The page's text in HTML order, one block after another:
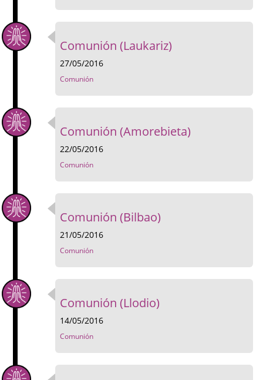
Comunión (Laukariz)
27/05/2016
Comunión
Comunión (Amorebieta)
22/05/2016
Comunión
Comunión (Bilbao)
21/05/2016
Comunión
Comunión (Llodio)
14/05/2016
Comunión